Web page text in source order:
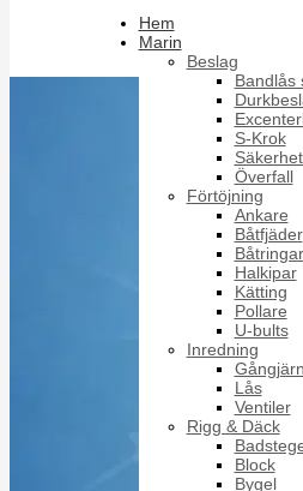
Hem
Marin
Beslag
Bandlås
S-Krok
Överfall
Förtöjning
Ankare
Båtfjäder
Båtringar
Halkipar
Kätting
Pollare
U-bults
Inredning
Gångjärn
Lås
Ventiler
Rigg & Däck
Block
Bygel